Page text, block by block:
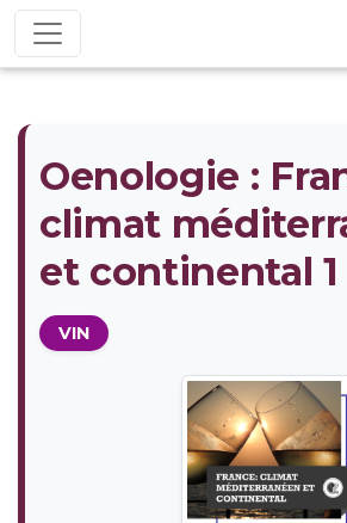
Oenologie :
climat
et continental 1
VIN